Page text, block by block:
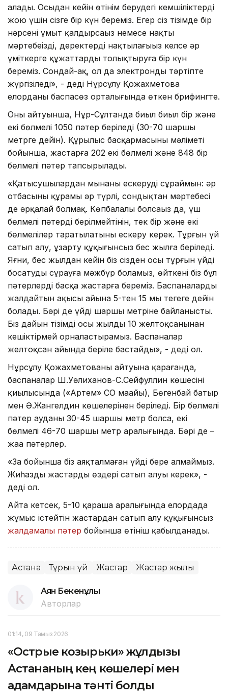
алады. Осыдан кейін өтінім берудегі кемшіліктерді
жою үшін сізге бір күн береміз. Егер сіз тізімде бір
нәрсені ұмыт қалдырсаңыз немесе нақты
мәртебеңізді, деректерді нақтылағыңыз келсе әр
үміткерге құжаттарды толықтыруға бір күн
береміз. Сондай-ақ, ол да электронды тәртіпте
жүргізіледі», - деді Нұрсұлу Қожахметова
елорданың баспасөз орталығында өткен брифингте.
Оның айтуынша, Нұр-Сұлтанда биыл биыл бір және
екі бөлмелі 1050 пәтер беріледі (30-70 шаршы
метрге дейін). Құрылыс басқармасының мәліметі
бойынша, жастарға 202 екі бөлмелі және 848 бір
бөлмелі пәтер тапсырылады.
«Қатысушылардан мынаны ескеруді сұраймын: әр
отбасының құрамы әр түрлі, сондықтан мәртебесі
де әрқалай болмақ. Көпбалалы болсаңыз да, үш
бөлмелі пәтердің берілмейтінін, тек бір және екі
бөлмелілер таратылатыны ескеру керек. Тұрғын үй
сатып алу, ұзарту құқығынсыз бес жылға беріледі.
Яғни, бес жылдан кейін біз сізден осы тұрғын үйді
босатуды сұрауға мәжбүр боламыз, өйткені біз бұл
пәтерлерді басқа жастарға береміз. Баспаналардың
жалдайтын ақысы айына 5-тен 15 мың теңгеге дейін
болады. Бәрі де үйдің шаршы метріне байланысты.
Біз дайын тізімді осы жылдың 10 желтоқсанынан
кешіктірмей орналастырамыз. Баспаналар
желтоқсан айында беріле бастайды», - деді ол.
Нұрсұлу Қожахметованың айтуына қарағанда,
баспаналар Ш.Уәлиханов-С.Сейфуллин көшесінің
қиылысында («Артем» СО маңайы), Бөгенбай батыр
мен Ә.Жангелдин көшелерінен беріледі. Бір бөлмелі
пәтер ауданы 30-45 шаршы метр болса, екі
бөлмелі 46-70 шаршы метр аралығында. Бәрі де –
жаңа пәтерлер.
«Заң бойынша біз аяқталмаған үйді бере алмаймыз.
Жиһазды жастарды өздері сатып алуы керек», -
деді ол.
Айта кетсек, 5-10 қараша аралығында елордада
жұмыс істейтін жастардан сатып алу құқығынсыз
жалдамалы пәтер бойынша өтініш қабылданады.
Астана Тұрғын үй Жастар Жастар жылы
Аян Бекенұлы
Авторлар
01:14, 09 Тамыз 2026
«Острые козырьки» жұлдызы
Астананың кең көшелері мен
адамдарына тәнті болды